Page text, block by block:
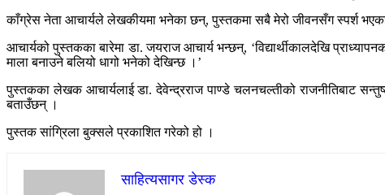
काँग्रेस नेता आचार्यले लेखकीयमा भनेका छन्, पुस्तकमा सबै मेरो जीवनसँग स्पर्श
आचार्यको पुस्तकका बारेमा डा. जयराज आचार्य भन्छन्, ‘विद्यार्थीकालदेखि
माला बनाउने बलियो धागो भनेको देखिन्छ ।’
पुस्तकका लेखक आचार्यलाई डा. देवेन्द्रराज पाण्डे चलनचल्तीको राजनीतिबाट
बताउँछन् ।
पुस्तक सांग्रिला बुक्सले प्रकाशित गरेको हो ।
साहित्यसागर डेस्क